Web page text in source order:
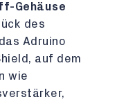
Gehäuse
des
Adruino
auf dem
wie